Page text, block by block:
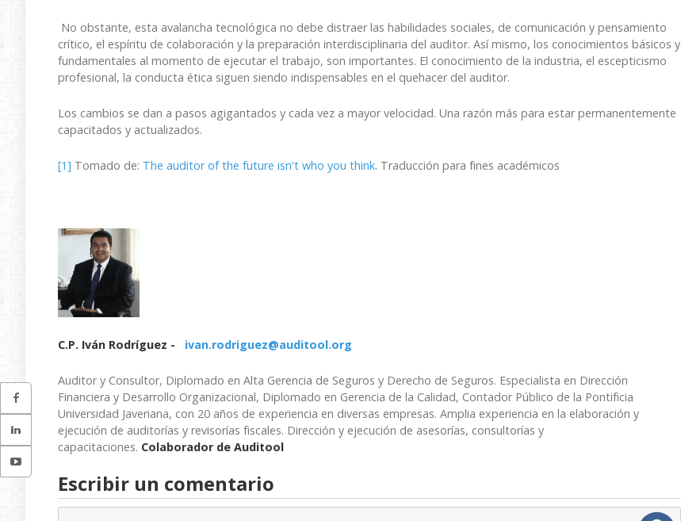
No obstante, esta avalancha tecnológica no debe distraer las habilidades sociales, de comunicación y pensamiento
crítico, el espíritu de colaboración y la preparación interdisciplinaria del auditor. Así mismo, los conocimientos básicos y
fundamentales al momento de ejecutar el trabajo, son importantes. El conocimiento de la industria, el escepticismo
profesional, la conducta ética siguen siendo indispensables en el quehacer del auditor.
Los cambios se dan a pasos agigantados y cada vez a mayor velocidad. Una razón más para estar permanentemente
capacitados y actualizados.
[1] Tomado de: The auditor of the future isn't who you think. Traducción para fines académicos
C.P. Iván Rodríguez - ivan.rodriguez@auditool.org
Auditor y Consultor, Diplomado en Alta Gerencia de Seguros y Derecho de Seguros. Especialista en Dirección
Financiera y Desarrollo Organizacional, Diplomado en Gerencia de la Calidad, Contador Público de la Pontificia
Universidad Javeriana, con 20 años de experiencia en diversas empresas. Amplia experiencia en la elaboración y
ejecución de auditorías y revisorías fiscales. Dirección y ejecución de asesorías, consultorías y
capacitaciones. Colaborador de Auditool
Escribir un comentario